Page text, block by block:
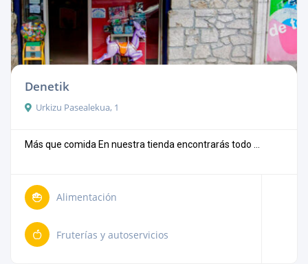
Denetik
Urkizu Pasealekua, 1
Más que comida En nuestra tienda encontrarás todo ...
Alimentación
Fruterías y autoservicios